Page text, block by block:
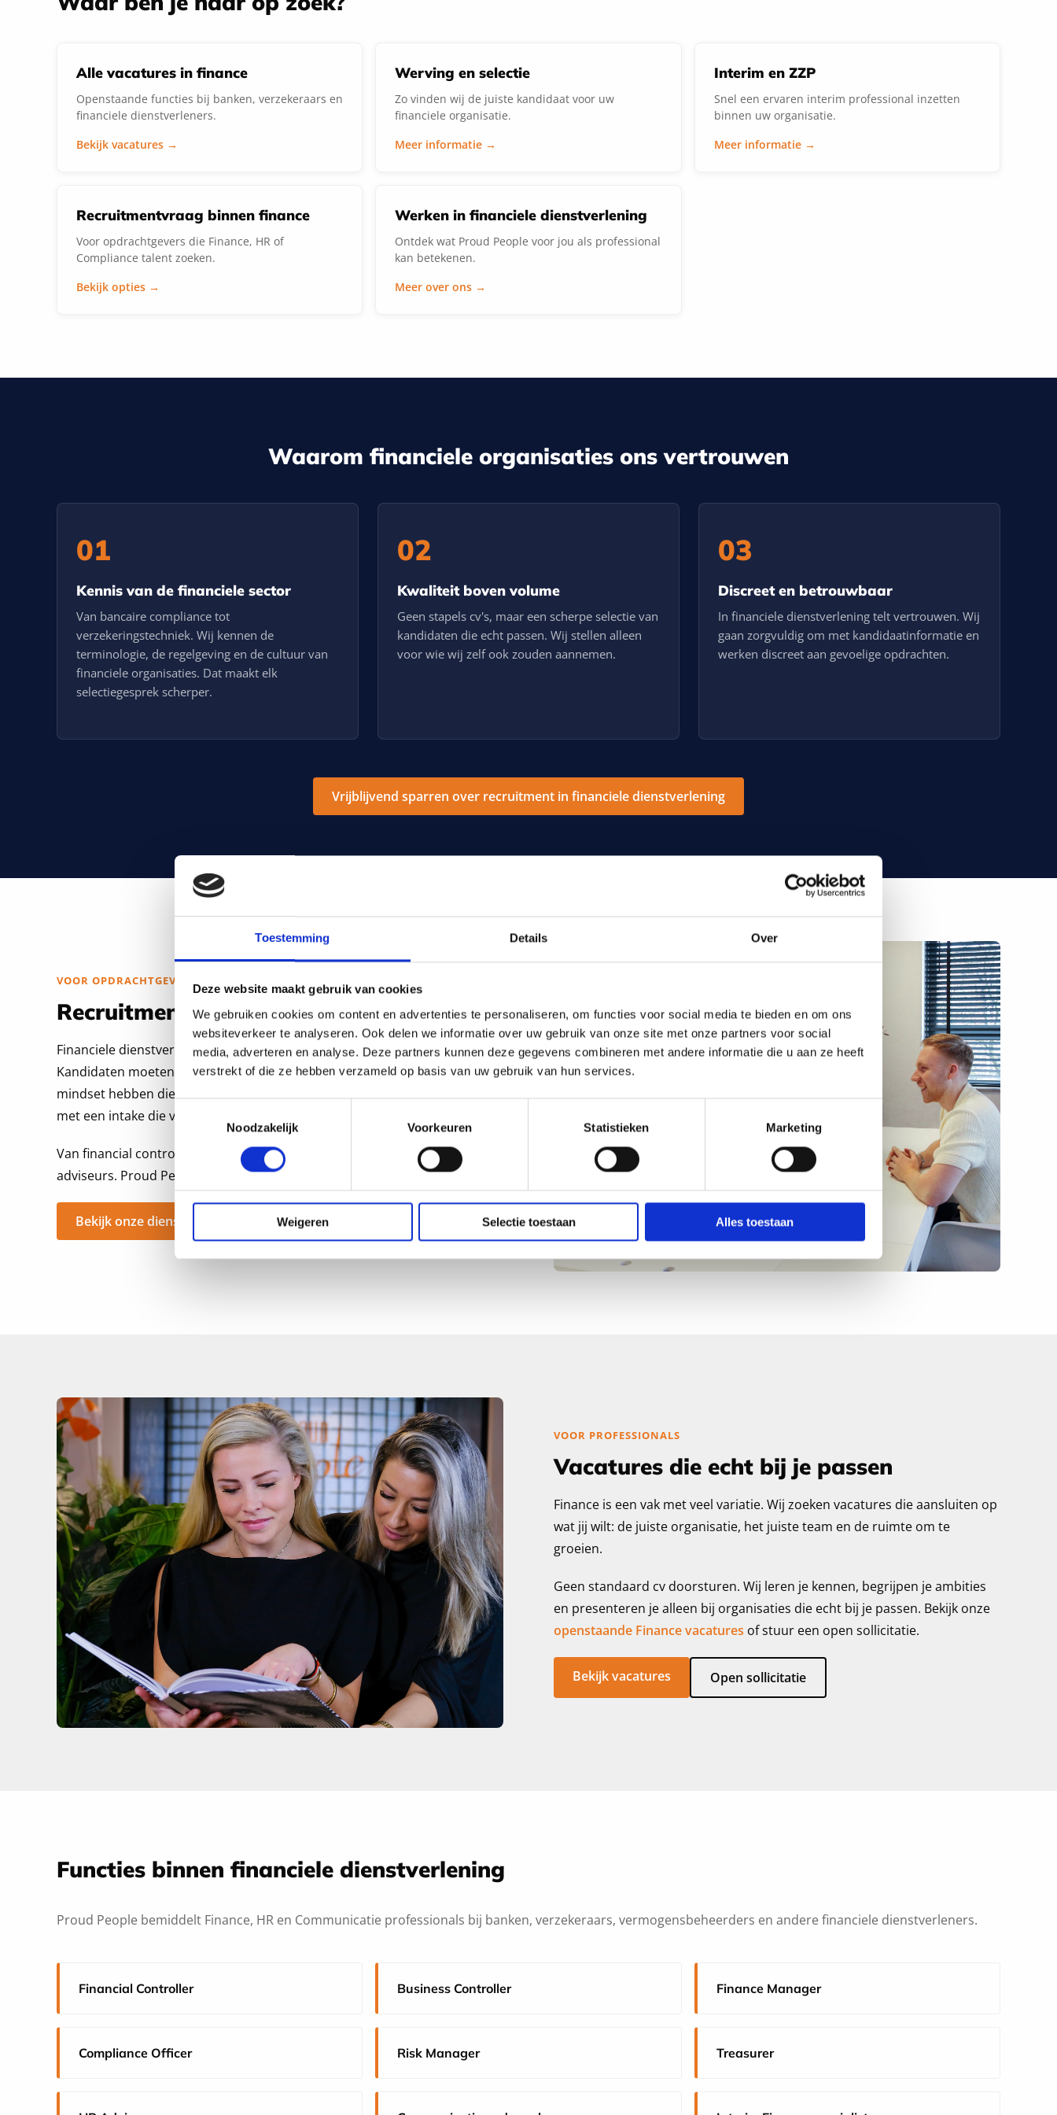
Toestemming Details Over
Deze website maakt gebruik van cookies
We gebruiken cookies om content en advertenties te personaliseren, om functies voor social media te bieden en om ons
websiteverkeer te analyseren. Ook delen we informatie over uw gebruik van onze site met onze partners voor social
media, adverteren en analyse. Deze partners kunnen deze gegevens combineren met andere informatie die u aan ze heeft
verstrekt of die ze hebben verzameld op basis van uw gebruik van hun services.
Noodzakelijk
Voorkeuren Statistieken Marketing
Weigeren Selectie toestaan Alles toestaan
Alle vacatures in finance
Openstaande functies bij banken, verzekeraars en
financiele dienstverleners.
Bekijk vacatures →
Werving en selectie
Zo vinden wij de juiste kandidaat voor uw
financiele organisatie.
Meer informatie →
Interim en ZZP
Snel een ervaren interim professional inzetten
binnen uw organisatie.
Meer informatie →
Recruitmentvraag binnen finance
Voor opdrachtgevers die Finance, HR of
Compliance talent zoeken.
Bekijk opties →
Werken in financiele dienstverlening
Ontdek wat Proud People voor jou als professional
kan betekenen.
Meer over ons →
Waarom financiele organisaties ons vertrouwen
01
Kennis van de financiele sector
Van bancaire compliance tot
verzekeringstechniek. Wij kennen de
terminologie, de regelgeving en de cultuur van
financiele organisaties. Dat maakt elk
selectiegesprek scherper.
02
Kwaliteit boven volume
Geen stapels cv's, maar een scherpe selectie van
kandidaten die echt passen. Wij stellen alleen
voor wie wij zelf ook zouden aannemen.
03
Discreet en betrouwbaar
In financiele dienstverlening telt vertrouwen. Wij
gaan zorgvuldig om met kandidaatinformatie en
werken discreet aan gevoelige opdrachten.
Vrijblijvend sparren over recruitment in financiele dienstverlening
VOOR OPDRACHTGEVERS
Recruitment voor financiele organisaties
Financiele dienstverleners werken in een zwaar gereguleerde omgeving.
Kandidaten moeten vakinhoudelijk sterk zijn, maar ook de compliance-
mindset hebben die bij uw organisatie past. Wij beginnen elke opdracht
met een intake die verder gaat dan het functieprofiel.
Van financial controllers tot compliance officers, van risk managers tot HR
adviseurs. Proud People vindt de professional die uw organisatie versterkt.
Bekijk onze diensten voor werkgevers
VOOR PROFESSIONALS
Vacatures die echt bij je passen
Finance is een vak met veel variatie. Wij zoeken vacatures die aansluiten op
wat jij wilt: de juiste organisatie, het juiste team en de ruimte om te
groeien.
Geen standaard cv doorsturen. Wij leren je kennen, begrijpen je ambities
en presenteren je alleen bij organisaties die echt bij je passen. Bekijk onze
openstaande Finance vacatures of stuur een open sollicitatie.
Bekijk vacatures Open sollicitatie
Functies binnen financiele dienstverlening
Proud People bemiddelt Finance, HR en Communicatie professionals bij banken, verzekeraars, vermogensbeheerders en andere financiele dienstverleners.
Financial Controller Business Controller Finance Manager
Compliance Officer Risk Manager Treasurer